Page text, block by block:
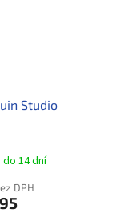
Studio
14 dní
DPH